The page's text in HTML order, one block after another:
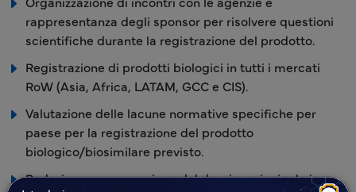
rappresentanza degli sponsor per risolvere questioni
scientifiche durante la registrazione del prodotto.
Registrazione di prodotti biologici in tutti i mercati
RoW (Asia, Africa, LATAM, GCC e CIS).
Valutazione delle lacune normative specifiche per
paese per la registrazione del prodotto
biologico/biosimilare previsto.
Redazione e preparazione del dossier principale in